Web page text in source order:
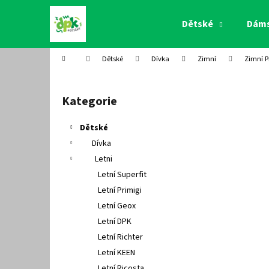
Dětské
Domů Dětské Dívka Zimní Zimní
Přeskočit
kategorie
Kategorie
Dětské
Dívka
Letni
Letní Superfit
Letní Primigi
Letní Geox
Letní DPK
Letní Richter
Letní KEEN
í
Zpět
do
Zpět
do